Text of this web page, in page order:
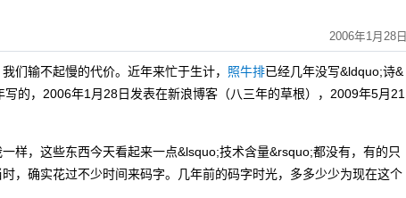
2006年1月28日
们输不起慢的代价。近年来忙于生计， 照牛排已经几年没写&ldquo;诗&
的，2006年1月28日发表在新浪博客（八三年的草根），2009年5月21
，这些东西今天看起来一点&lsquo;技术含量&rsquo;都没有，有的只
，确实花过不少时间来码字。几年前的码字时光，多多少少为现在这个